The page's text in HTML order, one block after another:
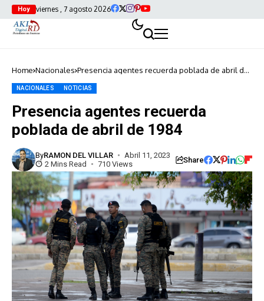
Hoy viernes , 7 agosto 2026
Home Nacionales Presencia agentes recuerda poblada de abril de
NACIONALES NOTICIAS
Presencia agentes recuerda
poblada de abril de 1984
ByRAMON DEL VILLAR
Abril 11, 2023
2 Mins Read
710 Views Share